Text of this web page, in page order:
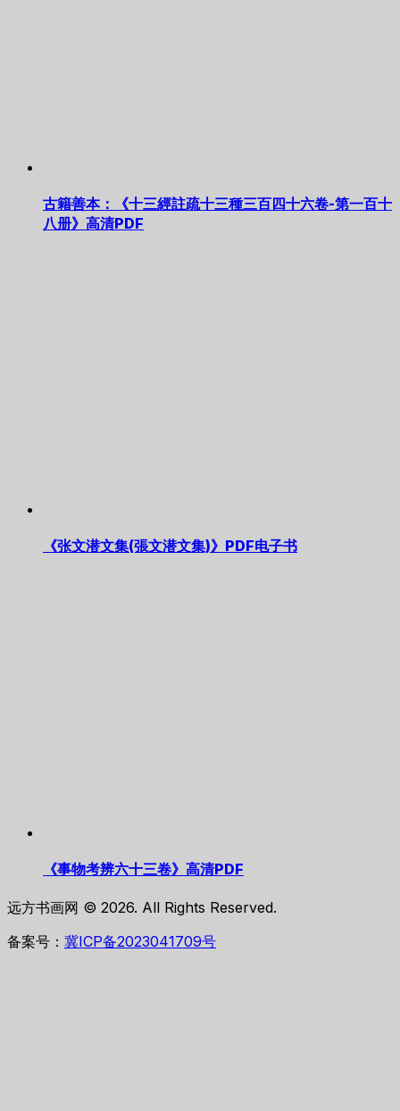
古籍善本：《十三經註疏十三種三百四十六卷-第一百十
八册》高清PDF
《张文潜文集(張文潜文集)》PDF电子书
《事物考辨六十三卷》高清PDF
远方书画网 © 2026. All Rights Reserved.
备案号： 冀ICP备2023041709号